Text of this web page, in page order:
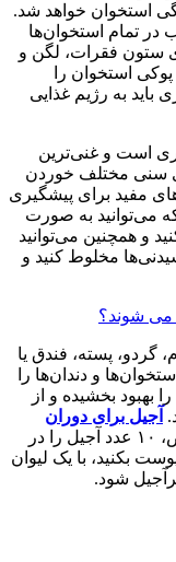
استخوان خواهد شد.
در تمام استخوان‌ها
ستون فقرات، لگن و
استخوان را
باید به رژیم غذایی
است و غنی‌ترین
سنی مختلف خوردن
مفید برای پیشگیری
می‌توانید به صورت
و همچنین می‌توانید
مخلوط کنید و
می شوند؟
گردو، پسته، فندق یا
و دندان‌ها را
بهبود بخشیده و از
آجیل برای دوران
نیز ایده‌آل است. برای افزایش خواص، ۱۰ عدد آجیل را در
بکنید، با یک لیوان
شود.